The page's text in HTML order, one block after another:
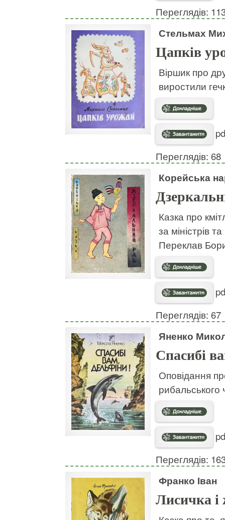
Переглядів:
Стельмах
Цапків
Віршик про
виростили
Переглядів: 68
Корейська
Казка про
за міністрів
Переклав
Переглядів: 67
Яненко
Спасибі
Оповідання
рибальського
Переглядів:
Франко Іван
Лисичка і